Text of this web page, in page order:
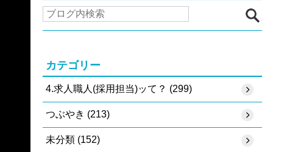
カテゴリー
4.求人職人(採用担当)ッて？ (299)
つぶやき (213)
未分類 (152)